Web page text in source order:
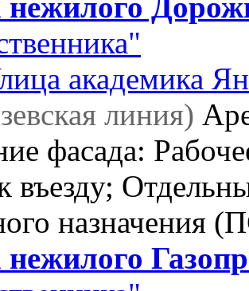
академика
линия)
фасада:
въезду;
назначения